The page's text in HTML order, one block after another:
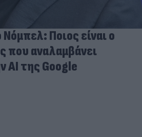
Ποιος είναι ο
που αναλαμβάνει
ΑΙ της Google